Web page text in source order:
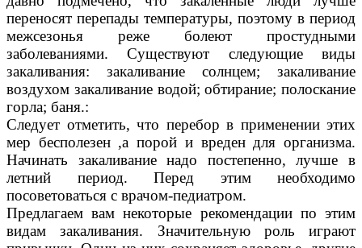
переносят перепады температуры, поэтому в период
межсезонья реже болеют простудными
заболеваниями. Существуют следующие виды
закаливания: закаливание солнцем; закаливание
воздухом закаливание водой; обтирание; полоскание
горла; баня.:
Следует отметить, что перебор в применении этих
мер бесполезен ,а порой и вреден для организма.
Начинать закаливание надо постепенно, лучше в
летний период. Перед этим необходимо
посоветоваться с врачом-педиатром.
Предлагаем вам некоторые рекомендации по этим
видам закаливания. Значительную роль играют